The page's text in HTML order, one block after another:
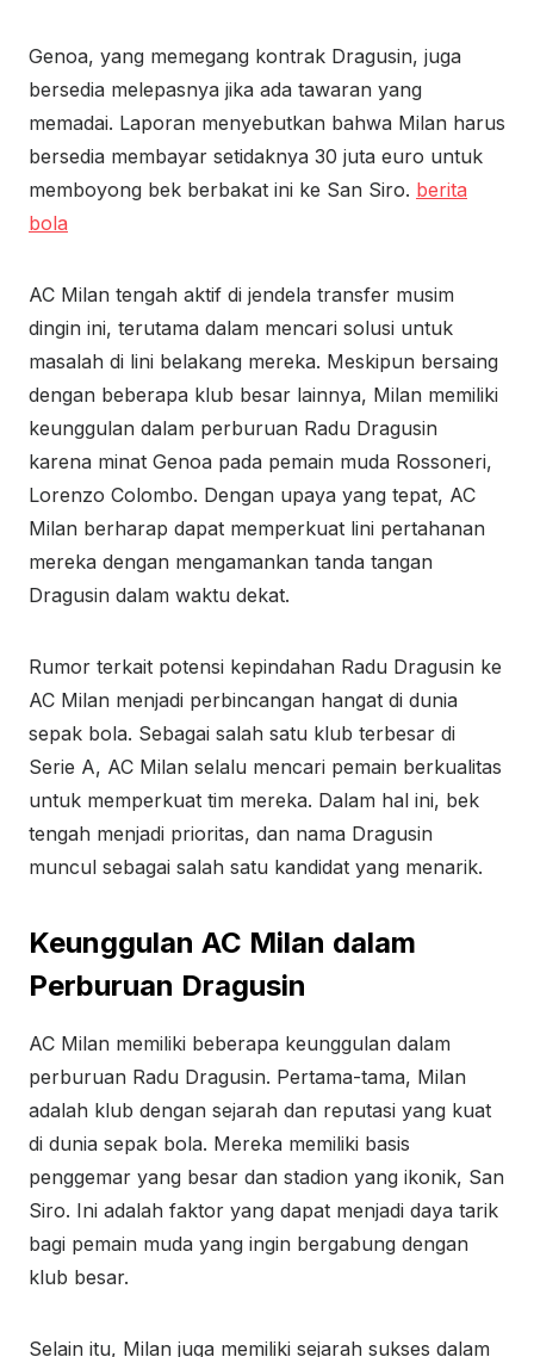
Genoa, yang memegang kontrak Dragusin, juga
bersedia melepasnya jika ada tawaran yang
memadai. Laporan menyebutkan bahwa Milan harus
bersedia membayar setidaknya 30 juta euro untuk
memboyong bek berbakat ini ke San Siro. berita
bola
AC Milan tengah aktif di jendela transfer musim
dingin ini, terutama dalam mencari solusi untuk
masalah di lini belakang mereka. Meskipun bersaing
dengan beberapa klub besar lainnya, Milan memiliki
keunggulan dalam perburuan Radu Dragusin
karena minat Genoa pada pemain muda Rossoneri,
Lorenzo Colombo. Dengan upaya yang tepat, AC
Milan berharap dapat memperkuat lini pertahanan
mereka dengan mengamankan tanda tangan
Dragusin dalam waktu dekat.
Rumor terkait potensi kepindahan Radu Dragusin ke
AC Milan menjadi perbincangan hangat di dunia
sepak bola. Sebagai salah satu klub terbesar di
Serie A, AC Milan selalu mencari pemain berkualitas
untuk memperkuat tim mereka. Dalam hal ini, bek
tengah menjadi prioritas, dan nama Dragusin
muncul sebagai salah satu kandidat yang menarik.
Keunggulan AC Milan dalam
Perburuan Dragusin
AC Milan memiliki beberapa keunggulan dalam
perburuan Radu Dragusin. Pertama-tama, Milan
adalah klub dengan sejarah dan reputasi yang kuat
di dunia sepak bola. Mereka memiliki basis
penggemar yang besar dan stadion yang ikonik, San
Siro. Ini adalah faktor yang dapat menjadi daya tarik
bagi pemain muda yang ingin bergabung dengan
klub besar.
Selain itu, Milan juga memiliki sejarah sukses dalam